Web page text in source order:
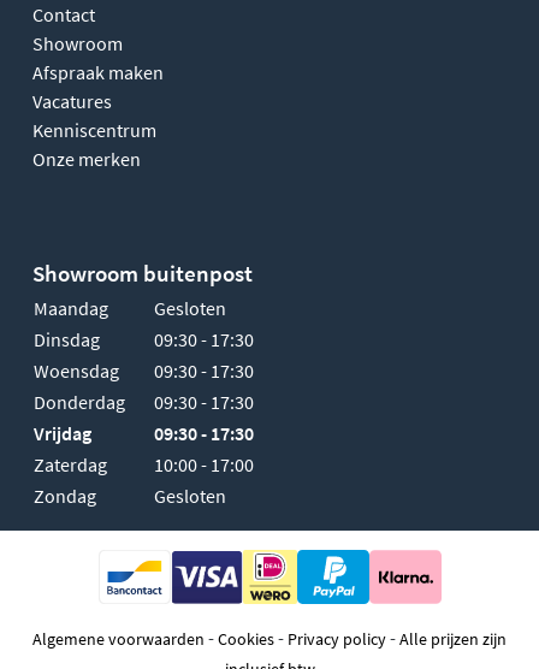
Contact
Showroom
Afspraak maken
Vacatures
Kenniscentrum
Onze merken
Showroom buitenpost
Maandag
Gesloten
Dinsdag
09:30 - 17:30
Woensdag
09:30 - 17:30
Donderdag
09:30 - 17:30
Vrijdag
09:30 - 17:30
Zaterdag
10:00 - 17:00
Zondag
Gesloten
Algemene voorwaarden -Cookies- Privacy policy-Alle prijzen zijn